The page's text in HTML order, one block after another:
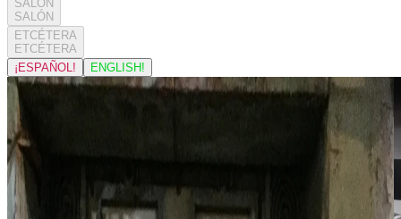
SALÓN
SALÓN
ETCÉTERA
ETCÉTERA
¡ESPAÑOL!
ENGLISH!